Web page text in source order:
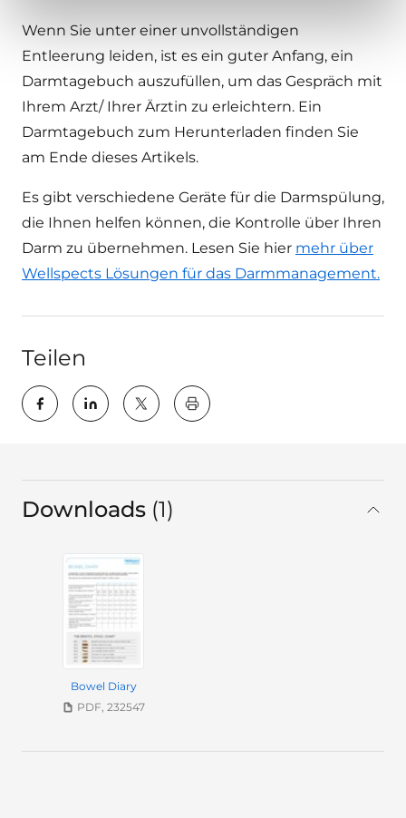
Wenn Sie unter einer unvollständigen
Entleerung leiden, ist es ein guter Anfang, ein
Darmtagebuch auszufüllen, um das Gespräch mit
Ihrem Arzt/ Ihrer Ärztin zu erleichtern. Ein
Darmtagebuch zum Herunterladen finden Sie
am Ende dieses Artikels.
Es gibt verschiedene Geräte für die Darmspülung,
die Ihnen helfen können, die Kontrolle über Ihren
Darm zu übernehmen. Lesen Sie hier mehr über
Wellspects Lösungen für das Darmmanagement.
Teilen
key:global.print-this-page
Downloads 1gesamt
Bowel Diary
PDF, 232547